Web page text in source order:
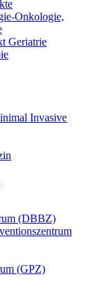
Onkologie,
Geriatrie
Invasive
(DBBZ)
(GPZ)